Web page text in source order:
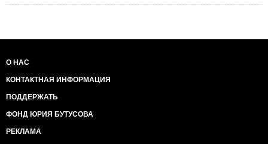
О НАС
КОНТАКТНАЯ ИНФОРМАЦИЯ
ПОДДЕРЖАТЬ
ФОНД ЮРИЯ БУТУСОВА
РЕКЛАМА